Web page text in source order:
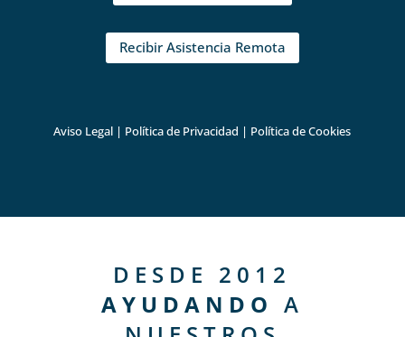
Recibir Asistencia Remota
Aviso Legal | Política de Privacidad | Política de Cookies
DESDE 2012
AYUDANDO A